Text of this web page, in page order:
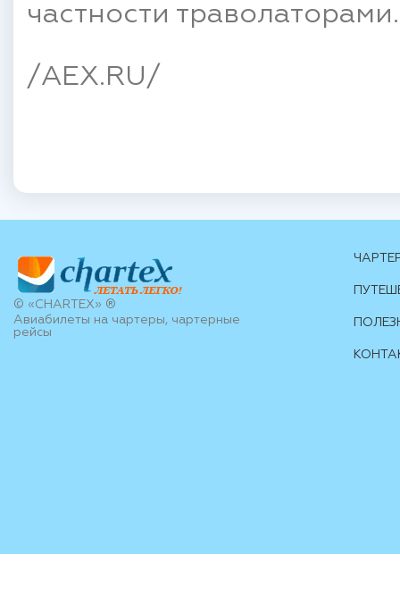
частности траволаторами.
/AEX.RU/
© «CHARTEX» ®
Авиабилеты на чартеры, чартерные
рейсы